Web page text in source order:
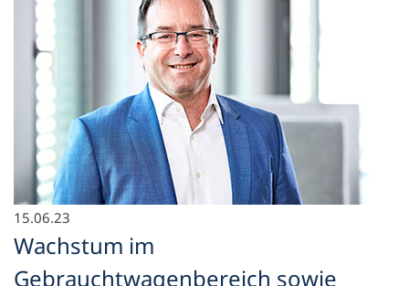
15.06.23
Wachstum im
Gebrauchtwagenbereich sowie